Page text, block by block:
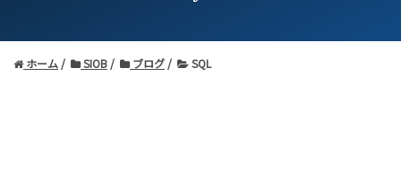
ホーム SIOB ブログ SQL